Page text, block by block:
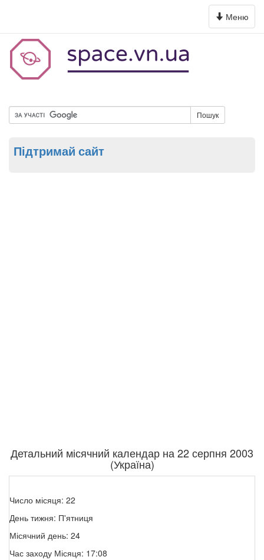
Toggle
navigation
Меню
Пошук
Підтримай сайт
Детальний місячний календар на 22 серпня 2003
(Україна)
Число місяця: 22
День тижня: П'ятниця
Місячний день: 24
Час заходу Місяця: 17:08